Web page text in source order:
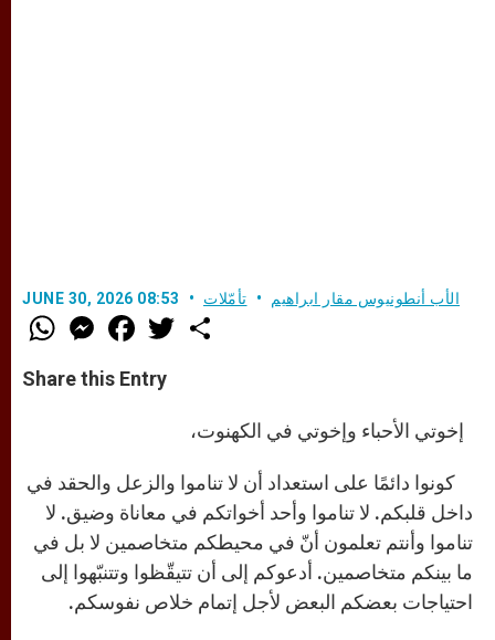
JUNE 30, 2026 08:53 الأب أنطونيوس مقار ابراهيم تأمّلات
W
h
t
s
M
e
s
e
F
a
e
b
w
Share this Entry
إخوتي الأحباء وإخوتي في الكهنوت،
كونوا دائمًا على استعداد أن لا تناموا والزعل والحقد في
داخل قلبكم. لا تناموا وأحد أخواتكم في معاناة وضيق. لا
تناموا وأنتم تعلمون أنّ في محيطكم متخاصمين لا بل في
ما بينكم متخاصمين. أدعوكم إلى أن تتيقّظوا وتتنبّهوا إلى
احتياجات بعضكم البعض لأجل إتمام خلاص نفوسكم.